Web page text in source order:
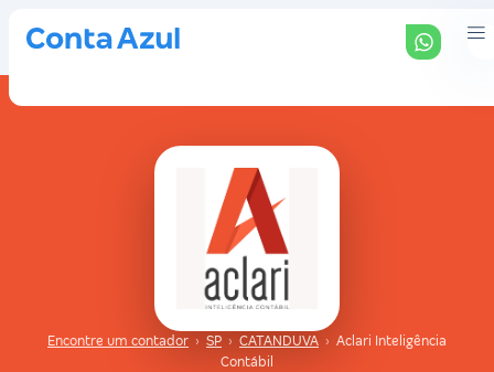
Encontre um contador › SP › CATANDUVA › Aclari Inteligência
Contábil